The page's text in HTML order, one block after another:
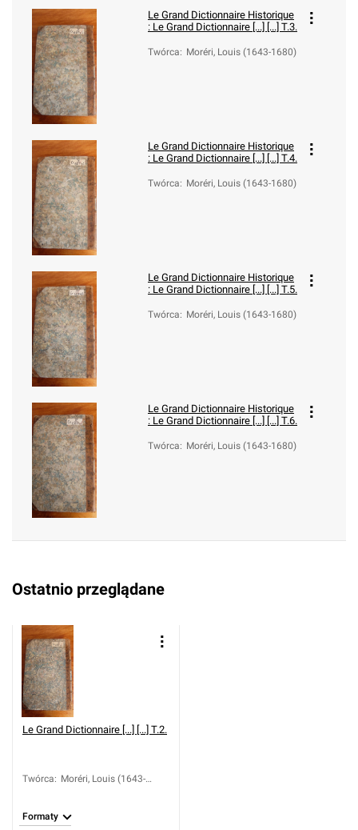
Le Grand Dictionnaire Historique
: Le Grand Dictionnaire [...] [...] T.3.
Twórca: Moréri, Louis (1643-1680)
Le Grand Dictionnaire Historique
: Le Grand Dictionnaire [...] [...] T.4.
Twórca: Moréri, Louis (1643-1680)
Le Grand Dictionnaire Historique
: Le Grand Dictionnaire [...] [...] T.5.
Twórca: Moréri, Louis (1643-1680)
Le Grand Dictionnaire Historique
: Le Grand Dictionnaire [...] [...] T.6.
Twórca: Moréri, Louis (1643-1680)
Ostatnio przeglądane
Le Grand Dictionnaire [...] [...] T.2.
Twórca: Moréri, Louis (1643-
Formaty